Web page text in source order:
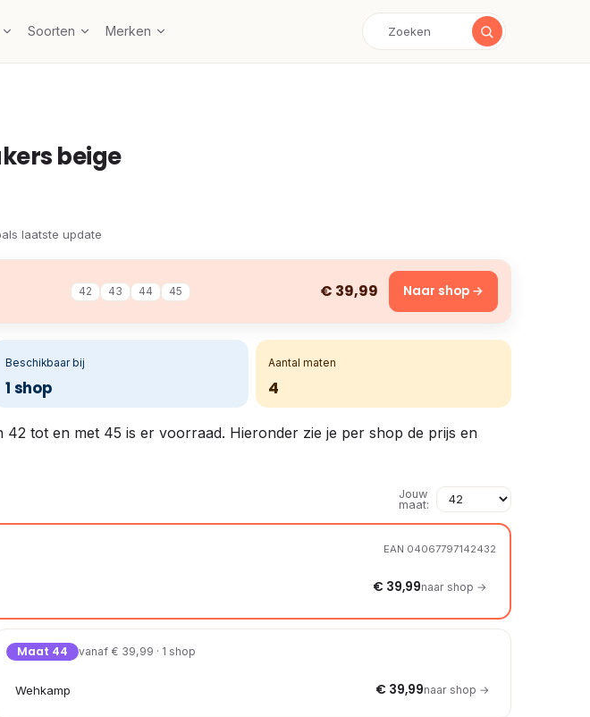
Soorten Merken
beige
laatste update
42 43 44 45 € 39,99 Naar shop →
Beschikbaar bij
1 shop
Aantal maten
4
42 tot en met 45 is er voorraad. Hieronder zie je per shop de prijs en
Jouw
maat:
EAN 04067797142432
€ 39,99naar shop →
Maat 44 vanaf € 39,99 · 1 shop
Wehkamp € 39,99naar shop →